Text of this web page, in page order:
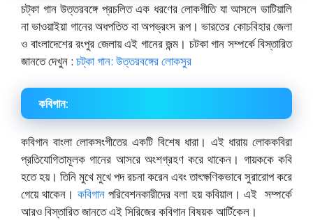
চট্‌কা গান উত্তরবঙ্গে প্রচলিত এক ধরণের লোকগীতি যা আসলে ভাটিয়ালি
না ভাওয়াইয়া গানের অধপতিত বা অপভ্রংস রূপ। ভারতের কোচবিহার জেলা
ও বাংলাদেশের রংপুর জেলায় এই গানের জন্ম। চটকা গান সম্পর্কে বিস্তারিত
জানতে দেখুন : চট্‌কা গান: উত্তরবঙ্গের লোকসুর
কবিগান:
কবিগান বাংলা লোকসংগীতের একটি বিশেষ ধারা। এই ধারায় লোককবিরা
প্রতিযোগিতামূলক গানের আসরে অংশগ্রহণ করে থাকেন। গায়ককে কবি
হতে হয়। তিনি মুখে মুখে পদ রচনা করেন এবং তাৎক্ষণিকভাবে সুরারোপ করে
গেয়ে থাকেন। কবিগানপরিবেশনকারীদের বলা হয় কবিয়াল। এই সম্পর্কে
আরও বিস্তারিত জানতে এই সিরিজের কবিগান বিষয়ক আর্টিকেল।